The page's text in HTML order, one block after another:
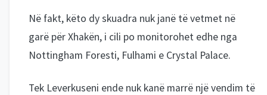
Në fakt, këto dy skuadra nuk janë të vetmet në
garë për Xhakën, i cili po monitorohet edhe nga
Nottingham Foresti, Fulhami e Crystal Palace.
Tek Leverkuseni ende nuk kanë marrë një vendim të